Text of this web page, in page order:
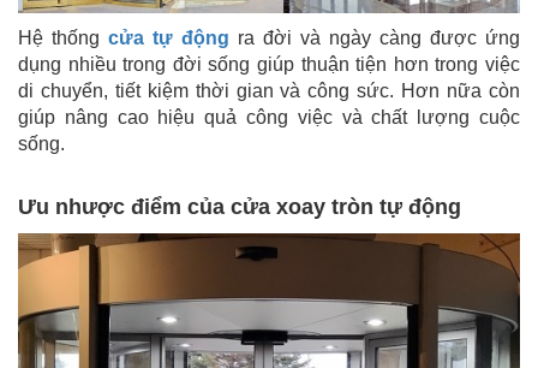
Hệ thống cửa tự động ra đời và ngày càng được ứng
dụng nhiều trong đời sống giúp thuận tiện hơn trong việc
di chuyển, tiết kiệm thời gian và công sức. Hơn nữa còn
giúp nâng cao hiệu quả công việc và chất lượng cuộc
sống.
Ưu nhược điểm của cửa xoay tròn tự động